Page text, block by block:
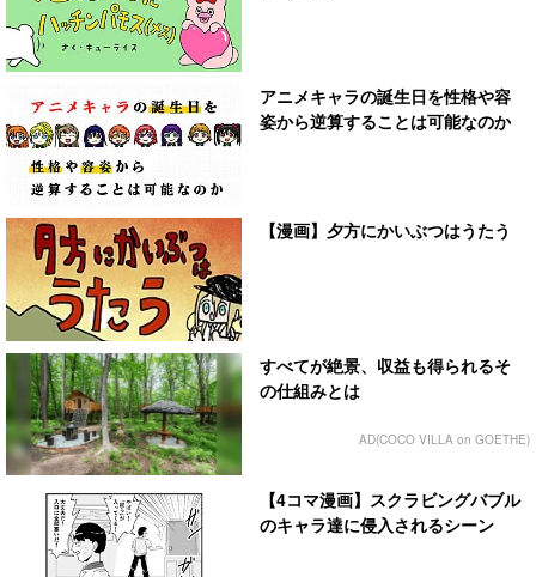
アニメキャラの誕生日を性格や容
姿から逆算することは可能なのか
【漫画】夕方にかいぶつはうたう
すべてが絶景、収益も得られるそ
の仕組みとは
AD(COCO VILLA on GOETHE)
【4コマ漫画】スクラビングバブル
のキャラ達に侵入されるシーン